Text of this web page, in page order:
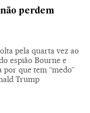
perdem
pela quarta vez ao
espião Bourne e
por que tem “medo”
Trump